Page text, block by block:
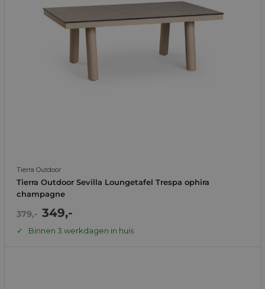
Tierra Outdoor
Tierra Outdoor Sevilla Loungetafel Trespa ophira
champagne
Normale
prijs
379,- Actie
349,-
Binnen 3 werkdagen in huis